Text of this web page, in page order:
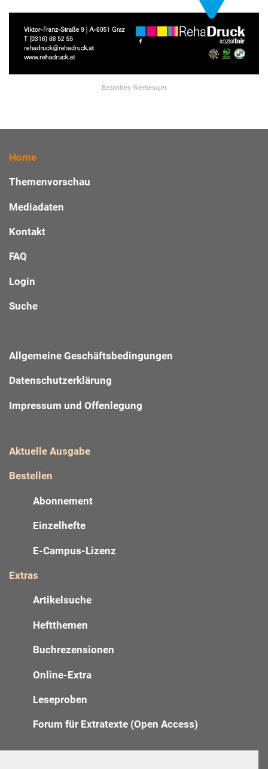
Bezahltes Werbesujet
Home
Themenvorschau
Mediadaten
Kontakt
FAQ
Login
Suche
Allgemeine Geschäftsbedingungen
Datenschutzerklärung
Impressum und Offenlegung
Aktuelle Ausgabe
Bestellen
Abonnement
Einzelhefte
E-Campus-Lizenz
Extras
Artikelsuche
Heftthemen
Buchrezensionen
Online-Extra
Leseproben
Forum für Extratexte (Open Access)